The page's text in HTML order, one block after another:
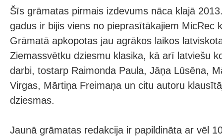
Šīs grāmatas pirmais izdevums nāca klajā
gadus ir bijis viens no pieprasītākajiem MicRec
Grāmatā apkopotas jau agrākos laikos
Ziemassvētku dziesmu klasika, kā arī latviešu
darbi, tostarp Raimonda Paula, Jāņa Lūsēna,
Virgas, Mārtiņa Freimaņa un citu autoru
dziesmas.
Jaunā grāmatas redakcija ir papildināta ar vēl